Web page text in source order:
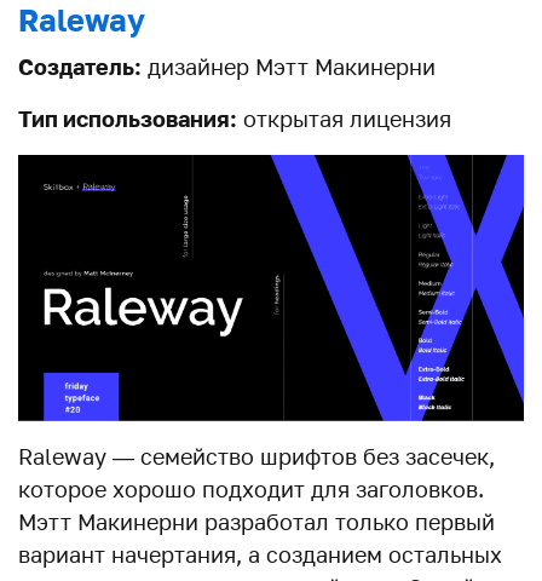
Raleway
Создатель: дизайнер Мэтт Макинерни
Тип использования: открытая лицензия
Raleway — семейство шрифтов без засечек,
которое хорошо подходит для заголовков.
Мэтт Макинерни разработал только первый
вариант начертания, а созданием остальных